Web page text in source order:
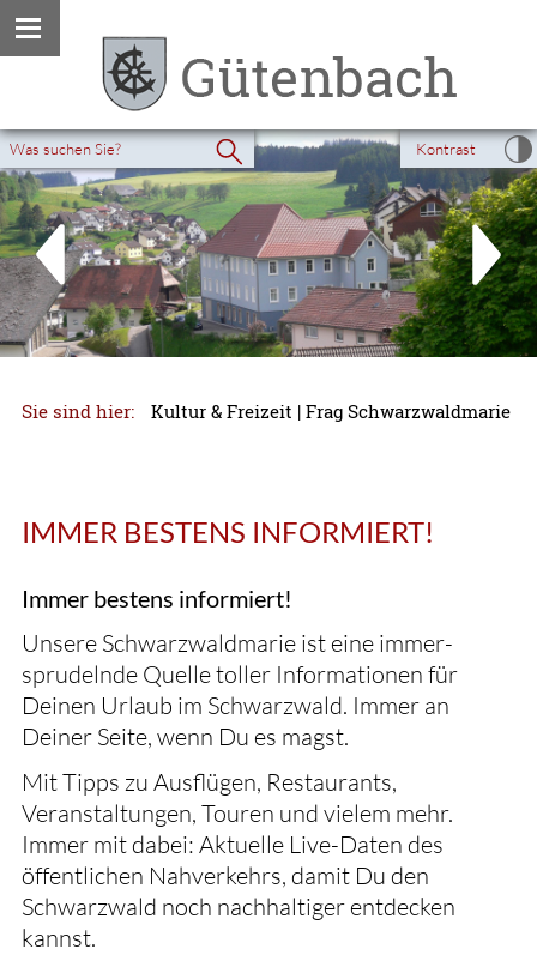
Kontrast
Sie sind hier: Kultur & Freizeit |Frag Schwarzwaldmarie
IMMER BESTENS INFORMIERT!
Immer bestens informiert!
Unsere Schwarzwaldmarie ist eine immer-
sprudelnde Quelle toller Informationen für
Deinen Urlaub im Schwarzwald. Immer an
Deiner Seite, wenn Du es magst.
Mit Tipps zu Ausflügen, Restaurants,
Veranstaltungen, Touren und vielem mehr.
Immer mit dabei: Aktuelle Live-Daten des
öffentlichen Nahverkehrs, damit Du den
Schwarzwald noch nachhaltiger entdecken
kannst.